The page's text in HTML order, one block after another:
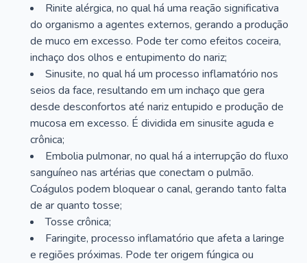
Rinite alérgica, no qual há uma reação significativa
do organismo a agentes externos, gerando a produção
de muco em excesso. Pode ter como efeitos coceira,
inchaço dos olhos e entupimento do nariz;
Sinusite, no qual há um processo inflamatório nos
seios da face, resultando em um inchaço que gera
desde desconfortos até nariz entupido e produção de
mucosa em excesso. É dividida em sinusite aguda e
crônica;
Embolia pulmonar, no qual há a interrupção do fluxo
sanguíneo nas artérias que conectam o pulmão.
Coágulos podem bloquear o canal, gerando tanto falta
de ar quanto tosse;
Tosse crônica;
Faringite, processo inflamatório que afeta a laringe
e regiões próximas. Pode ter origem fúngica ou